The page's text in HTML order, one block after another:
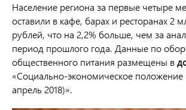
Население региона за первые четыре
оставили в кафе, барах и ресторанах 2
рублей, что на 2,2% больше, чем за
период прошлого года. Данные по
общественного питания размещены в
«Социально-экономическое положение
апрель 2018)».